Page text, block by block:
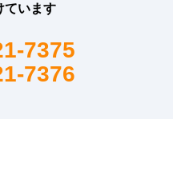
ています
7375
7376